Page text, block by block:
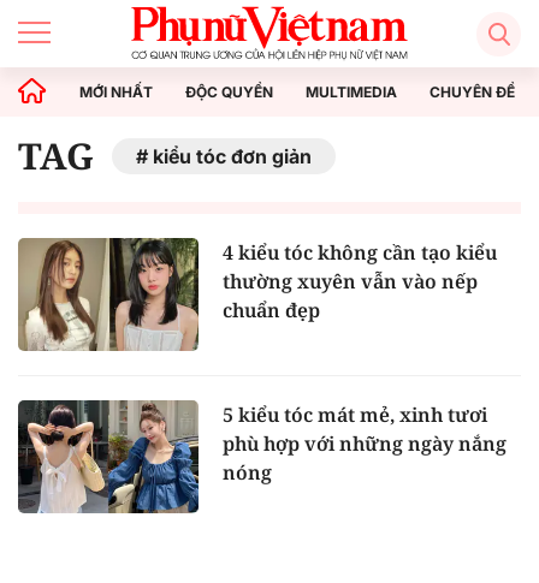
MỚI NHẤT ĐỘC QUYỀN MULTIMEDIA CHUYÊN ĐỀ
TAG kiểu tóc đơn giản
4 kiểu tóc không cần tạo kiểu
thường xuyên vẫn vào nếp
chuẩn đẹp
5 kiểu tóc mát mẻ, xinh tươi
phù hợp với những ngày nắng
nóng